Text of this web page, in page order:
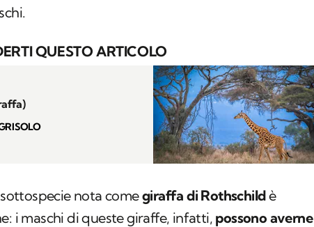
QUESTO ARTICOLO
nota comegiraffa di Rothschildè
i maschi di queste giraffe, infatti, possono averne